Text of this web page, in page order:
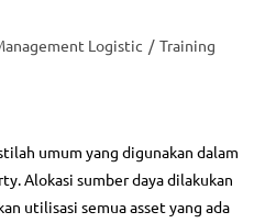
Logistic / Training
umum yang digunakan dalam
Alokasi sumber daya dilakukan
utilisasi semua asset yang ada